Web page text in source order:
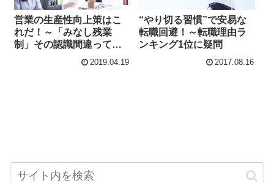
営業の生産性向上策はこ
れだ！～「みなし残業
制」その認識間違ってい
2019.04.19
“やり切る習慣”で安易な
転職回避！～転職理由ラ
ンキング1位に疑問
2017.08.16